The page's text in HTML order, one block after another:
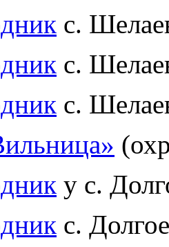
с.
с.
с.
у с.
с. Долгое